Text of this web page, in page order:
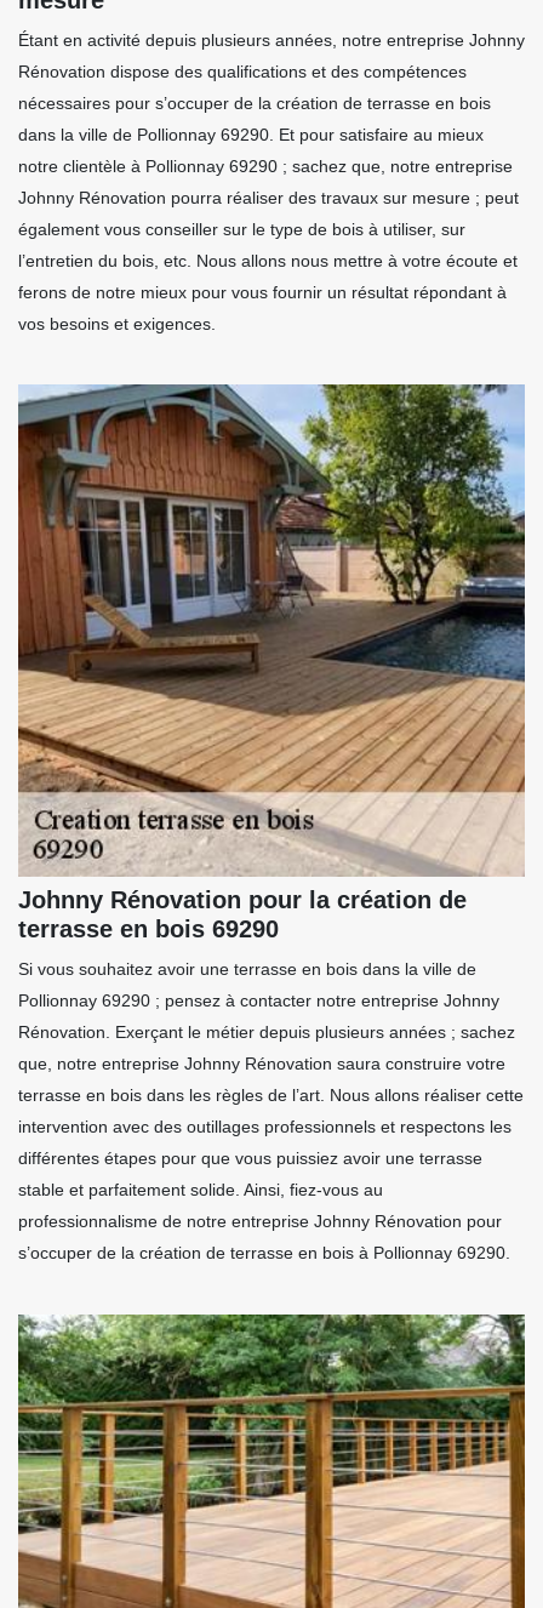
Étant en activité depuis plusieurs années, notre entreprise Johnny
Rénovation dispose des qualifications et des compétences
nécessaires pour s’occuper de la création de terrasse en bois
dans la ville de Pollionnay 69290. Et pour satisfaire au mieux
notre clientèle à Pollionnay 69290 ; sachez que, notre entreprise
Johnny Rénovation pourra réaliser des travaux sur mesure ; peut
également vous conseiller sur le type de bois à utiliser, sur
l’entretien du bois, etc. Nous allons nous mettre à votre écoute et
ferons de notre mieux pour vous fournir un résultat répondant à
vos besoins et exigences.
Johnny Rénovation pour la création de
terrasse en bois 69290
Si vous souhaitez avoir une terrasse en bois dans la ville de
Pollionnay 69290 ; pensez à contacter notre entreprise Johnny
Rénovation. Exerçant le métier depuis plusieurs années ; sachez
que, notre entreprise Johnny Rénovation saura construire votre
terrasse en bois dans les règles de l’art. Nous allons réaliser cette
intervention avec des outillages professionnels et respectons les
différentes étapes pour que vous puissiez avoir une terrasse
stable et parfaitement solide. Ainsi, fiez-vous au
professionnalisme de notre entreprise Johnny Rénovation pour
s’occuper de la création de terrasse en bois à Pollionnay 69290.